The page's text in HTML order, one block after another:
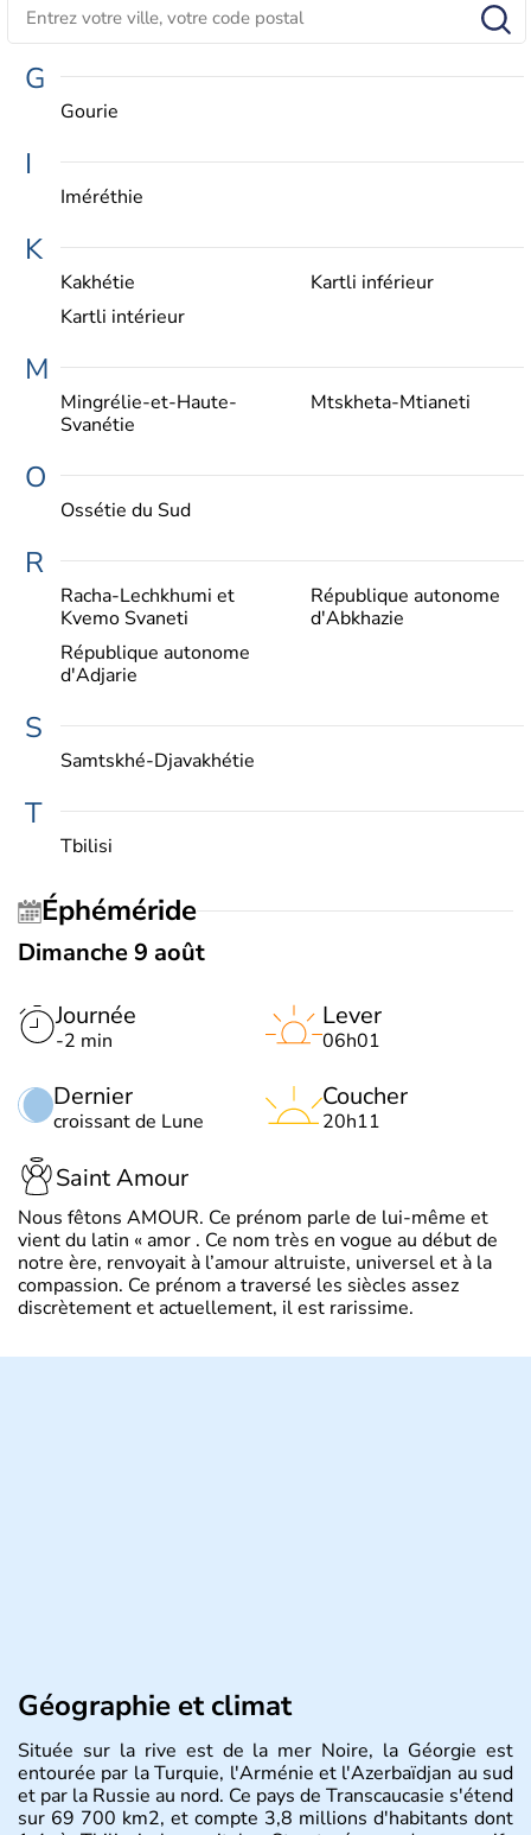
G
Gourie
I
Iméréthie
K
Kakhétie
Kartli inférieur
Kartli intérieur
M
Mingrélie-et-Haute-
Svanétie
Mtskheta-Mtianeti
O
Ossétie du Sud
R
Racha-Lechkhumi et
Kvemo Svaneti
République autonome
d'Abkhazie
République autonome
d'Adjarie
S
Samtskhé-Djavakhétie
T
Tbilisi
Éphéméride
Dimanche 9 août
Journée
-2 min
Dernier
croissant de Lune
Lever
06h01
Coucher
20h11
Saint Amour
Nous fêtons AMOUR. Ce prénom parle de lui-même et
vient du latin « amor . Ce nom très en vogue au début de
notre ère, renvoyait à l’amour altruiste, universel et à la
compassion. Ce prénom a traversé les siècles assez
discrètement et actuellement, il est rarissime.
Géographie et climat
Située sur la rive est de la mer Noire, la Géorgie est
entourée par la Turquie, l'Arménie et l'Azerbaïdjan au sud
et par la Russie au nord. Ce pays de Transcaucasie s'étend
sur 69 700 km2, et compte 3,8 millions d'habitants dont